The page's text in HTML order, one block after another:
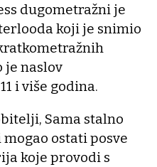
dugometražni je
koji je snimio
je naslov
i više godina.
Sama stalno
ostati posve
koje provodi s